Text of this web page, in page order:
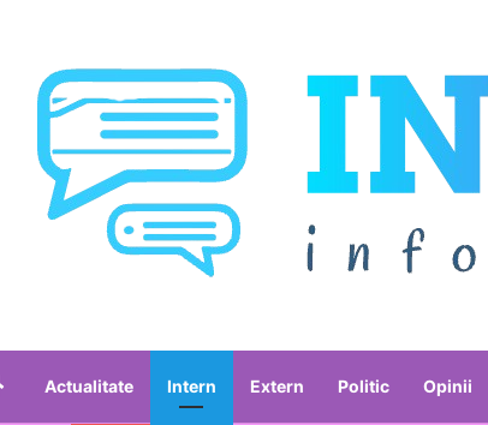
AcasăActualitate Intern Extern Politic Opinii